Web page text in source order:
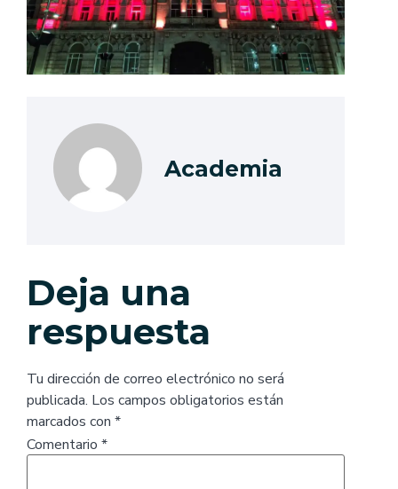
Academia
Deja una
respuesta
Tu dirección de correo electrónico no será
publicada. Los campos obligatorios están
marcados con *
Comentario *